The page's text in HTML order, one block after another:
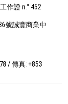
作證 n.° 452
號誠豐商業中
/ 傳真: +853